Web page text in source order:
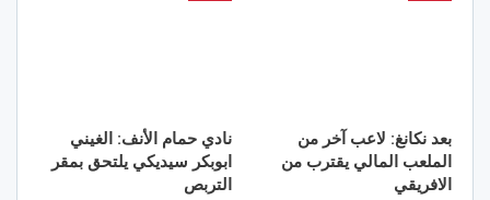
بعد نكانغ: لاعب آخر من
الملعب المالي يقترب من
الافريقي
نادي حمام الأنف: الغيني
ابوبكر سيديكي يلتحق بمقر
التربص